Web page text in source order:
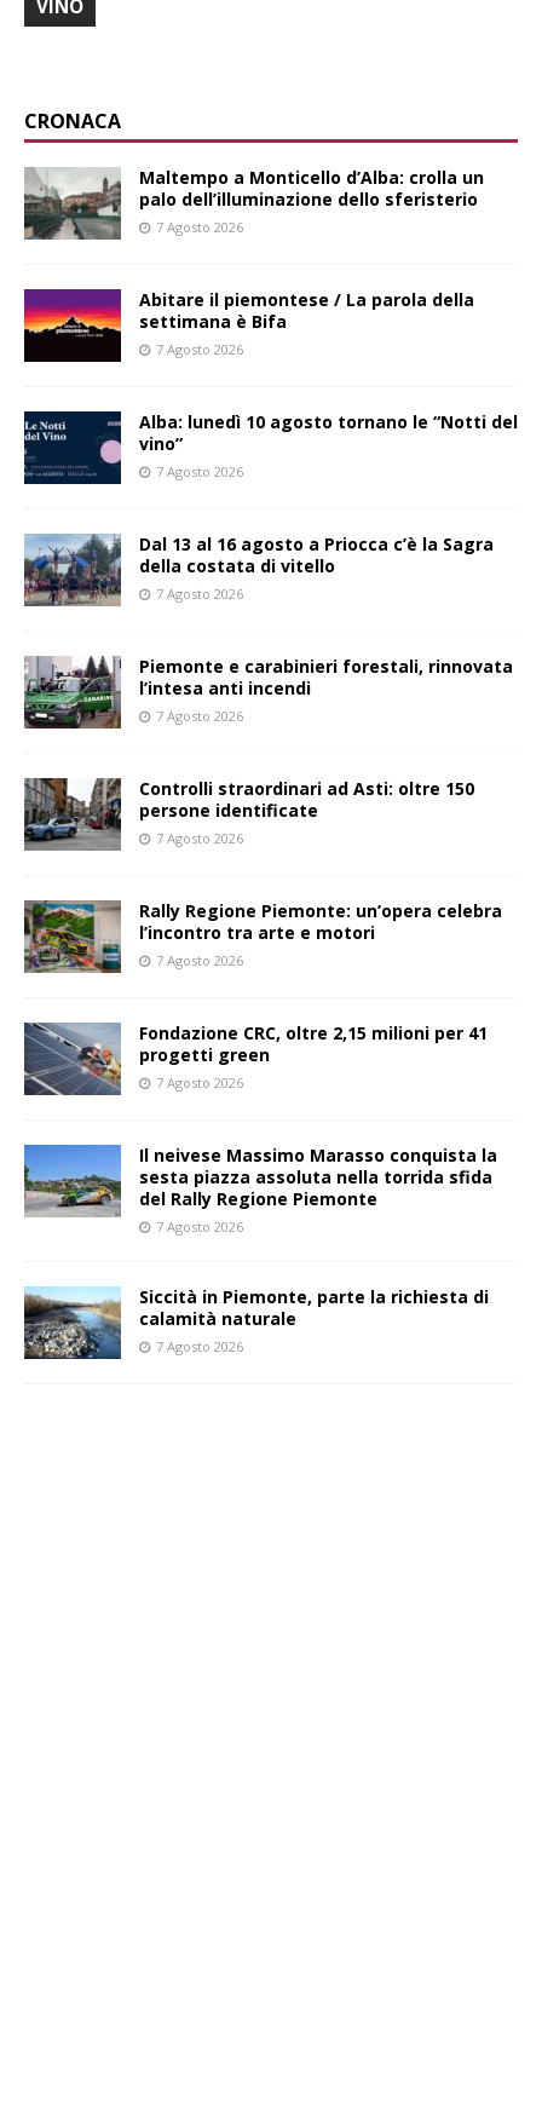
VINO
CRONACA
Maltempo a Monticello d’Alba: crolla un
palo dell’illuminazione dello sferisterio
7 Agosto 2026
Abitare il piemontese / La parola della
settimana è Bifa
7 Agosto 2026
Alba: lunedì 10 agosto tornano le “Notti del
vino”
7 Agosto 2026
Dal 13 al 16 agosto a Priocca c’è la Sagra
della costata di vitello
7 Agosto 2026
Piemonte e carabinieri forestali, rinnovata
l’intesa anti incendi
7 Agosto 2026
Controlli straordinari ad Asti: oltre 150
persone identificate
7 Agosto 2026
Rally Regione Piemonte: un’opera celebra
l’incontro tra arte e motori
7 Agosto 2026
Fondazione CRC, oltre 2,15 milioni per 41
progetti green
7 Agosto 2026
Il neivese Massimo Marasso conquista la
sesta piazza assoluta nella torrida sfida
del Rally Regione Piemonte
7 Agosto 2026
Siccità in Piemonte, parte la richiesta di
calamità naturale
7 Agosto 2026